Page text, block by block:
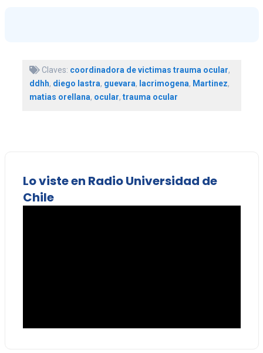
Claves: coordinadora de victimas trauma ocular,
ddhh, diego lastra, guevara, lacrimogena, Martinez,
matias orellana, ocular, trauma ocular
Lo viste en Radio Universidad de
Chile